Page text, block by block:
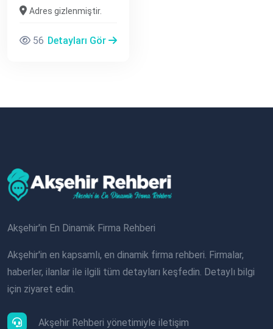
Adres gizlenmiştir.
56 Detayları Gör
Akşehir'in En Dinamik Firma Rehberi
Akşehir'in en kapsamlı, en dinamik firma rehberi. Firmalar,
haberler, ilanlar ile ilgili tüm detayları keşfedin. Detaylı bilgi
için ziyaret edin.
Akşehir Rehberi yönetimiyle iletişim